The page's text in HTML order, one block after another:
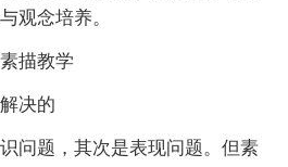
观念培养。
描教学
决的
问题，其次是表现问题。但素